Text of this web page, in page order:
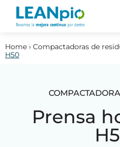
Home › Compactadoras de
H50
Prensa